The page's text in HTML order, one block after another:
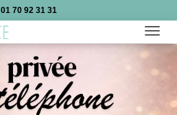
01 70 92 31 31